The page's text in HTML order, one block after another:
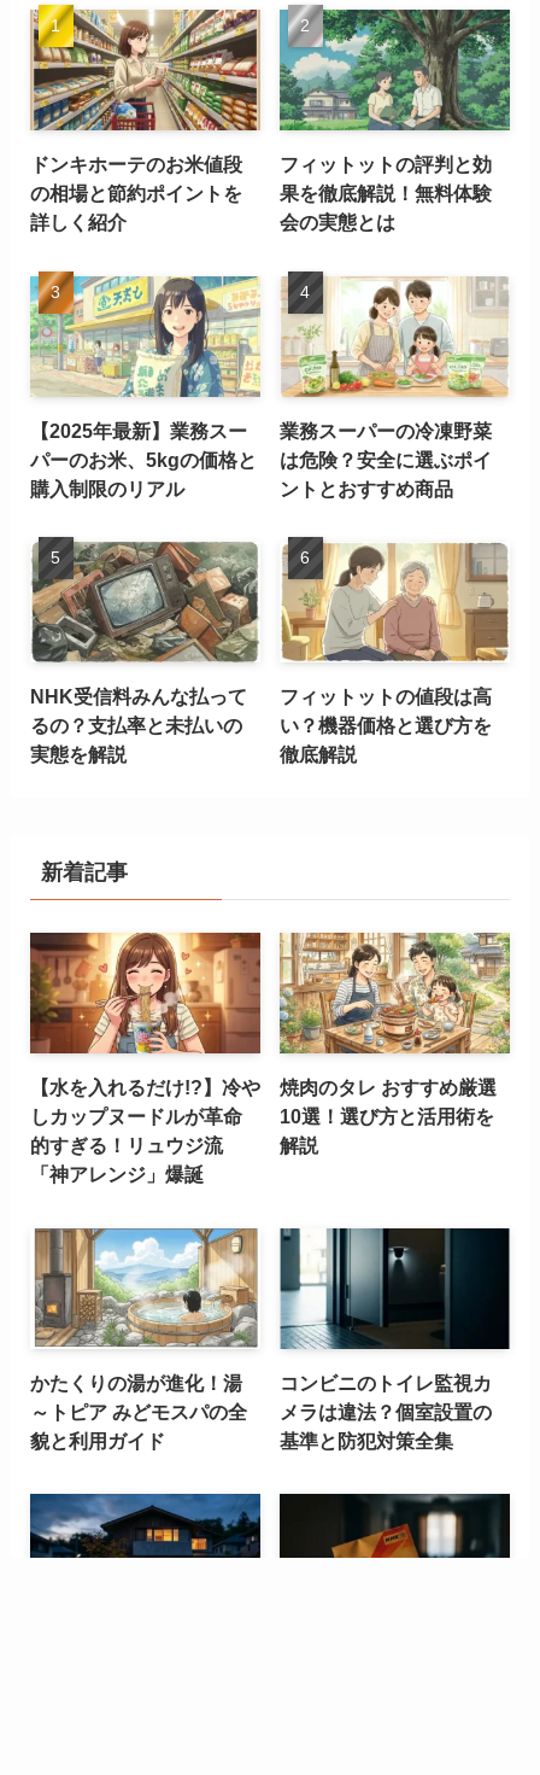
ドンキホーテのお米値段
の相場と節約ポイントを
詳しく紹介
フィットットの評判と効
果を徹底解説！無料体験
会の実態とは
【2025年最新】業務スー
パーのお米、5kgの価格と
購入制限のリアル
業務スーパーの冷凍野菜
は危険？安全に選ぶポイ
ントとおすすめ商品
NHK受信料みんな払って
るの？支払率と未払いの
実態を解説
フィットットの値段は高
い？機器価格と選び方を
徹底解説
新着記事
【水を入れるだけ!?】冷や
しカップヌードルが革命
的すぎる！リュウジ流
「神アレンジ」爆誕
焼肉のタレ おすすめ厳選
10選！選び方と活用術を
解説
かたくりの湯が進化！湯
～トピア みどモスパの全
貌と利用ガイド
コンビニのトイレ監視カ
メラは違法？個室設置の
基準と防犯対策全集